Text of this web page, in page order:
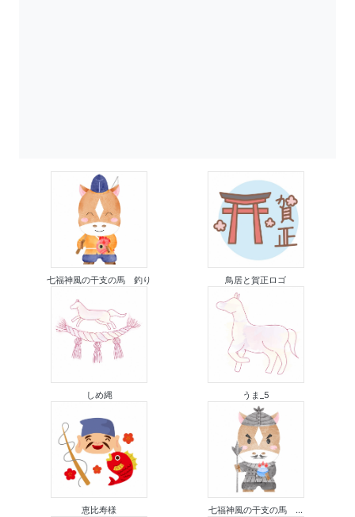
七福神風の干支の馬 釣り 鳥居と賀正ロゴ
しめ縄 うま_5
恵比寿様 七福神風の干支の馬 ...